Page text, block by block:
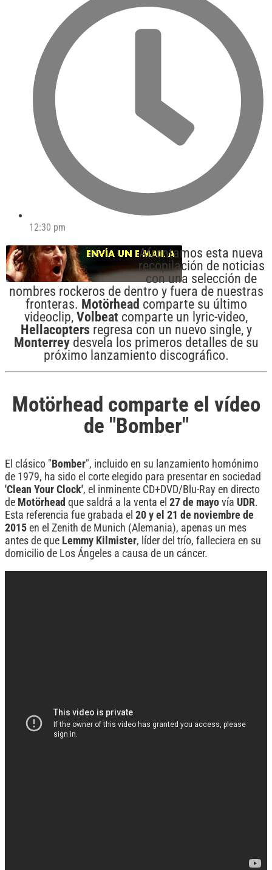
12:30 pm
Afrontamos esta nueva
recopilación de noticias
con una selección de
nombres rockeros de dentro y fuera de nuestras
fronteras. Motörhead comparte su último
videoclip, Volbeat comparte un lyric-video,
Hellacoptersregresa con un nuevo single, y
Monterreydesvela los primeros detalles de su
próximo lanzamiento discográfico.
Motörhead comparte el vídeo
de "Bomber"
El clásico " Bomber", incluido en su lanzamiento homónimo
de 1979, ha sido el corte elegido para presentar en sociedad
'Clean Your Clock', el inminente CD+DVD/Blu-Ray en directo
de Motörhead que saldrá a la venta el 27 de mayo vía UDR.
Esta referencia fue grabada el 20 y el 21 de noviembre de
2015 en el Zenith de Munich (Alemania), apenas un mes
antes de que Lemmy Kilmister, líder del trío, falleciera en su
domicilio de Los Ángeles a causa de un cáncer.